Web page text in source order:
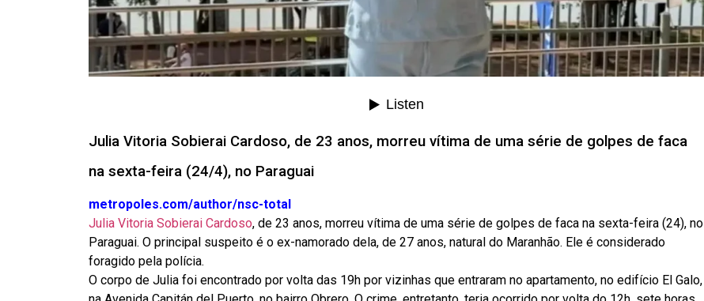
Julia Vitoria Sobierai Cardoso, de 23 anos, morreu vítima de uma série de golpes de faca
na sexta-feira (24/4), no Paraguai
metropoles.com/author/nsc-total
Julia Vitoria Sobierai Cardoso, de 23 anos, morreu vítima de uma série de golpes de faca na sexta-feira (24), no
Paraguai. O principal suspeito é o ex-namorado dela, de 27 anos, natural do Maranhão. Ele é considerado
foragido pela polícia.
O corpo de Julia foi encontrado por volta das 19h por vizinhas que entraram no apartamento, no edifício El Galo,